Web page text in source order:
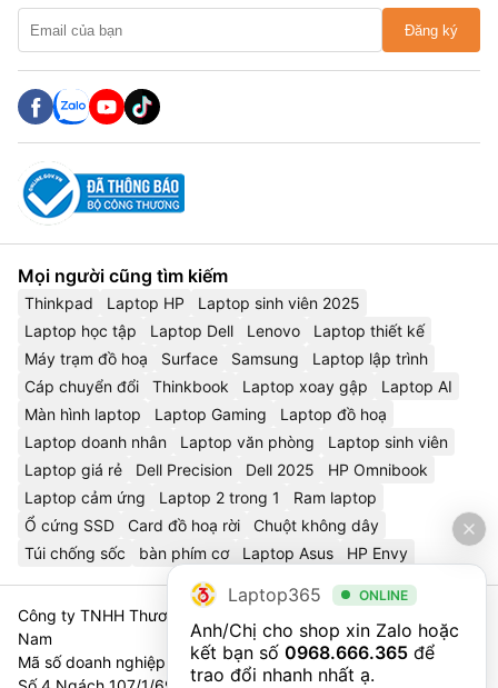
Đăng ký
Mọi người cũng tìm kiếm
Thinkpad Laptop HP
Laptop sinh viên 2025
Laptop học tập
Laptop Dell Lenovo
Laptop thiết kế
Máy trạm đồ hoạ
Surface Samsung
Laptop lập trình
Cáp chuyển đổi
Thinkbook Laptop xoay gập
Laptop AI
Màn hình laptop
Laptop Gaming
Laptop đồ hoạ
Laptop doanh nhân
Laptop văn phòng
Laptop sinh viên
Laptop giá rẻ
Dell Precision Dell 2025
HP Omnibook
Laptop cảm ứng
Laptop 2 trong 1
Ram laptop
Ổ cứng SSD
Card đồ hoạ rời
Chuột không dây
Túi chống sốc
bàn phím cơ Laptop Asus HP Envy
Công ty TNHH Thương Mại Và Dịch Vụ Công Nghệ 365 Việt
Nam
Mã số doanh nghiệp 0111023179 - Sở Tài Chính TP. Hà Nội cấp
Laptop365 ONLINE
Anh/Chị cho shop xin Zalo hoặc
kết bạn số 0968.666.365 để
trao đổi nhanh nhất ạ.